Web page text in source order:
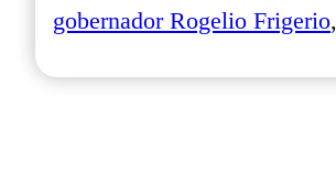
gobernador Rogelio Frigerio,